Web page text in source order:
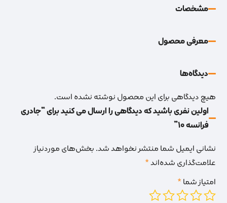
مشخصات
معرفی محصول
دیدگاه‌‌ها
هیچ دیدگاهی برای این محصول نوشته نشده است.
اولین نفری باشید که دیدگاهی را ارسال می کنید برای “جادری
فرانسه 10”
نشانی ایمیل شما منتشر نخواهد شد.بخش‌های موردنیاز
علامت‌گذاری شده‌اند*
امتیاز شما*